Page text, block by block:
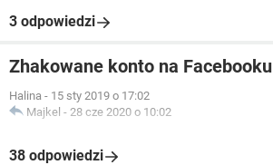
3 odpowiedzi
Zhakowane konto na Facebooku
Halina - 15 sty 2019 o 17:02
Majkel - 28 cze 2020 o 10:02
38 odpowiedzi